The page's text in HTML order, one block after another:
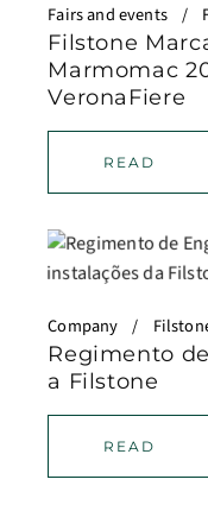
Fairs and events
Filstone
Marmomac
VeronaFiere
READ
Company
Regimento
a Filstone
READ